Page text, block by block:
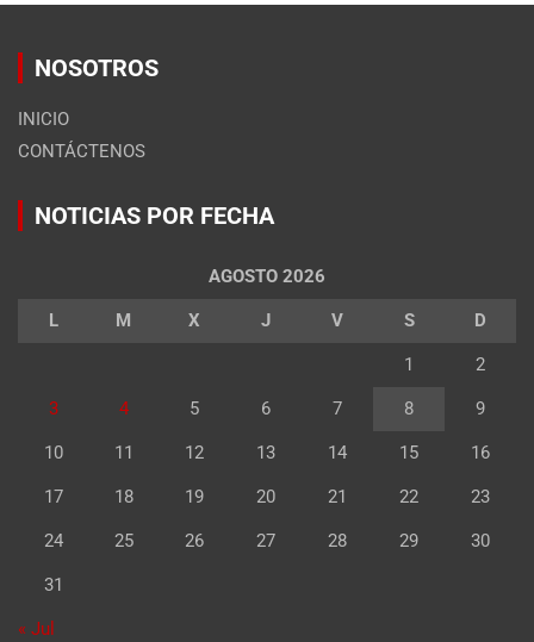
NOSOTROS
INICIO
CONTÁCTENOS
NOTICIAS POR FECHA
AGOSTO 2026
L M X J V S D
1 2
3 4 5 6 7 8 9
10 11 12 13 14 15 16
17 18 19 20 21 22 23
24 25 26 27 28 29 30
31
« Jul